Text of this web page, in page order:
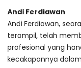
Andi Ferdiawan
Andi Ferdiawan,
terampil, telah
profesional yang
kecakapannya